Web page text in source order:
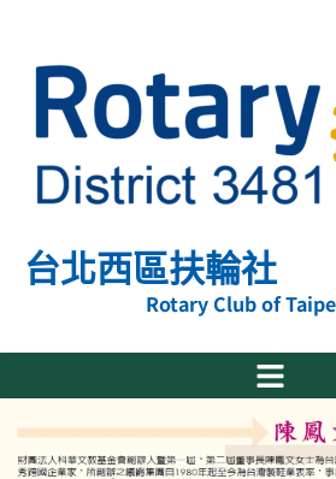
台北西區扶輪社
Rotary Club of